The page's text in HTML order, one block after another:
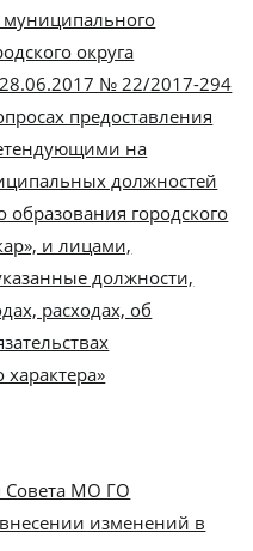
округа
№ 22/2017-294
предоставления
на
должностей
городского
и лицами,
должности,
расходах, об
Совета МО ГО
изменений в